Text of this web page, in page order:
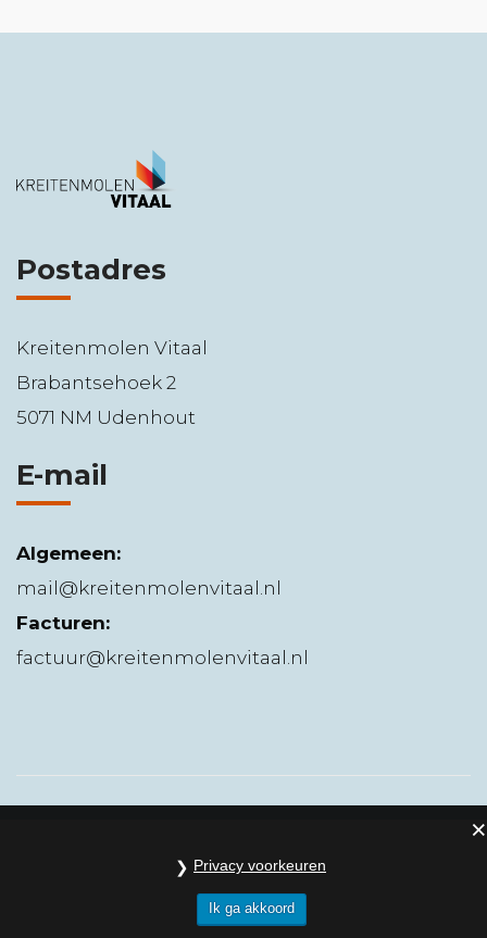
Postadres
Kreitenmolen Vitaal
Brabantsehoek 2
5071 NM Udenhout
E-mail
Algemeen:
mail@kreitenmolenvitaal.nl
Facturen:
factuur@kreitenmolenvitaal.nl
Privacy voorkeuren
Ik ga akkoord